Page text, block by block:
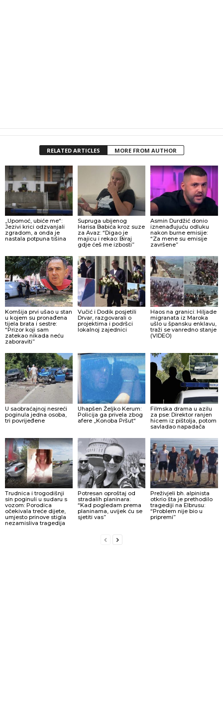
RELATED ARTICLES MORE FROM AUTHOR
„Upomoć, ubiće me“:
Jezivi krici odzvanjali
zgradom, a onda je
nastala potpuna tišina
Supruga ubijenog
Harisa Babića kroz suze
za Avaz: “Digao je
majicu i rekao: Biraj
gdje ćeš me izbosti”
Asmin Durdžić donio
iznenađujuću odluku
nakon burne emisije:
“Za mene su emisije
završene”
Komšija prvi ušao u stan
u kojem su pronađena
tijela brata i sestre:
“Prizor koji sam
zatekao nikada neću
zaboraviti”
Vučić i Dodik posjetili
Drvar, razgovarali o
projektima i podršci
lokalnoj zajednici
Haos na granici: Hiljade
migranata iz Maroka
ušlo u špansku enklavu,
traži se vanredno stanje
(VIDEO)
U saobraćajnoj nesreći
poginula jedna osoba,
tri povrijeđene
Uhapšen Željko Kerum:
Policija ga privela zbog
afere „Konoba Pršut“
Filmska drama u azilu
za pse: Direktor ranjen
hicem iz pištolja, potom
savladao napadača
Trudnica i trogodišnji
sin poginuli u sudaru s
vozom: Porodica
očekivala treće dijete,
umjesto prinove stigla
nezamisliva tragedija
Potresan oproštaj od
stradalih planinara:
“Kad pogledam prema
planinama, uvijek ću se
sjetiti vas”
Preživjeli bh. alpinista
otkrio šta je prethodilo
tragediji na Elbrusu:
“Problem nije bio u
pripremi”